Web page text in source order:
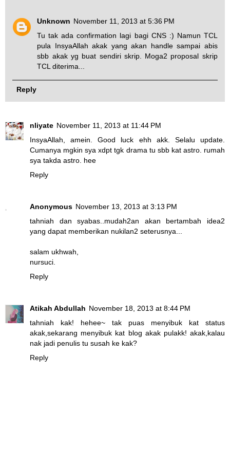
Unknown November 11, 2013 at 5:36 PM
Tu tak ada confirmation lagi bagi CNS :) Namun TCL
pula InsyaAllah akak yang akan handle sampai abis
sbb akak yg buat sendiri skrip. Moga2 proposal skrip
TCL diterima...
Reply
nliyate November 11, 2013 at 11:44 PM
InsyaAllah, amein. Good luck ehh akk. Selalu update.
Cumanya mgkin sya xdpt tgk drama tu sbb kat astro. rumah
sya takda astro. hee
Reply
Anonymous November 13, 2013 at 3:13 PM
tahniah dan syabas..mudah2an akan bertambah idea2
yang dapat memberikan nukilan2 seterusnya...
salam ukhwah,
nursuci.
Reply
Atikah Abdullah November 18, 2013 at 8:44 PM
tahniah kak! hehee~ tak puas menyibuk kat status
akak,sekarang menyibuk kat blog akak pulakk! akak,kalau
nak jadi penulis tu susah ke kak?
Reply